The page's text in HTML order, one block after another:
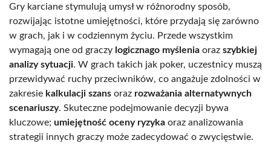
Gry karciane stymulują umysł w różnorodny sposób,
rozwijając istotne umiejętności, które przydają się zarówno
w grach, jak i w codziennym życiu. Przede wszystkim
wymagają one od graczy logicznago myślenia oraz szybkiej
analizy sytuacji. W grach takich jak poker, uczestnicy muszą
przewidywać ruchy przeciwników, co angażuje zdolności w
zakresie kalkulacji szans oraz rozważania alternatywnych
scenariuszy. Skuteczne podejmowanie decyzji bywa
kluczowe; umiejętność oceny ryzyka oraz analizowania
strategii innych graczy może zadecydować o zwycięstwie.